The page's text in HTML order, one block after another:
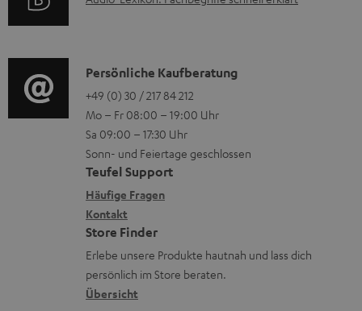
i
e
n
z
u
r
G
a
r
a
n
g
e
r
ä
t
e
R
ü
c
k
i
o
-
L
e
x
i
k
o
n
K
o
n
t
a
k
t
d
a
t
Persönliche Kaufberatung
+49 (0) 30 / 217 84 212
Mo – Fr 08:00 – 19:00 Uhr
Sa 09:00 – 17:30 Uhr
Sonn- und Feiertage geschlossen
Teufel Support
Häufige Fragen
Kontakt
Store Finder
Erlebe unsere Produkte hautnah und lass dich
persönlich im Store beraten.
Übersicht